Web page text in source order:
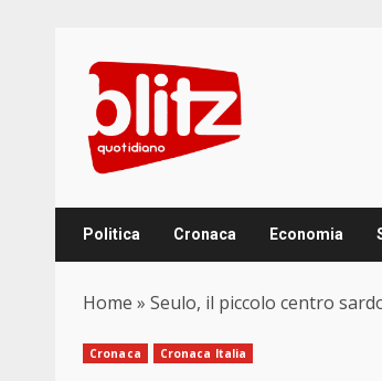
content
Politica Cronaca Economia
Home » Seulo, il piccolo centro
Cronaca Cronaca Italia